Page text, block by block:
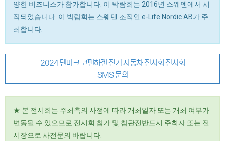
양한 비즈니스가 참가합니다. 이 박람회는 2016년 스웨덴에서 시
작되었습니다. 이 박람회는 스웨덴 조직인 e-Life Nordic AB가 주
최합니다.
2024 덴마크 코펜하겐 전기 자동차 전시회 전시회
SMS 문의
★ 본 전시회는 주최측의 사정에 따라 개최일자 또는 개최 여부가
변동될 수 있으므로 전시회 참가 및 참관전반드시 주최자 또는 전
시장으로 사전문의 바랍니다.